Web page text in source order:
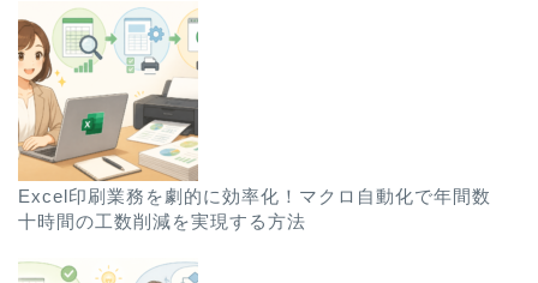
Excel印刷業務を劇的に効率化！マクロ自動化で年間数
十時間の工数削減を実現する方法